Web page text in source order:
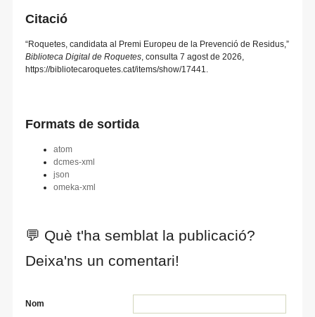
Citació
“Roquetes, candidata al Premi Europeu de la Prevenció de Residus,”
Biblioteca Digital de Roquetes , consulta 7 agost de 2026,
https://bibliotecaroquetes.cat/items/show/17441
Formats de sortida
atom
dcmes-xml
json
omeka-xml
💬 Què t'ha semblat la publicació?
Deixa'ns un comentari!
Nom